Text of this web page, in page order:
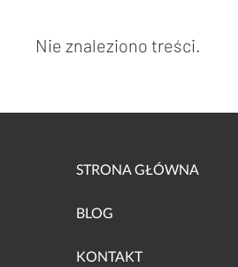
Nie znaleziono treści.
STRONA GŁÓWNA
BLOG
KONTAKT